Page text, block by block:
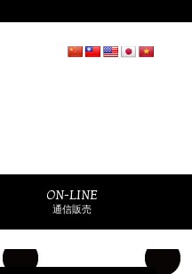
ON-LINE
通信販売